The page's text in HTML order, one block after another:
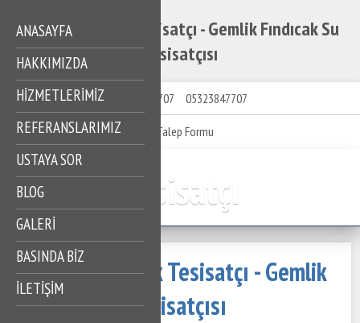
Gemlik Fındıcak Tesisatçı - Gemlik Fındıcak Su
Tesisatçısı
ANASAYFA
HAKKIMIZDA
HIZMETLERIMIZ
REFERANSLARIMIZ
USTAYA SOR
BLOG
GALERİ
BASINDA BİZ
İLETİŞİM
05323847707 05323847707
Talep Formu
Tesisatçı
Gemlik Fındıcak Tesisatçı - Gemlik
Fındıcak Su Tesisatçısı